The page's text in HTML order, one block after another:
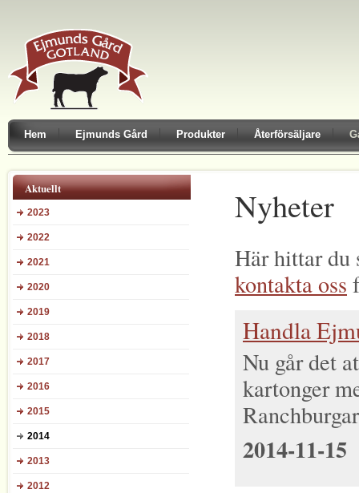
Hem Ejmunds Gård Produkter Återförsäljare
Aktuellt
2023
2022
2021
2020
2019
2018
2017
2016
2015
2014
2013
2012
Nyheter
Här hittar du
kontakta oss
Handla
Nu går det
kartonger
2014-11-15